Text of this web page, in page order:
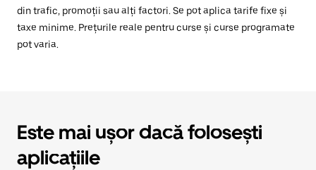
din trafic, promoții sau alți factori. Se pot aplica tarife fixe și
taxe minime. Prețurile reale pentru curse și curse programate
pot varia.
Este mai ușor dacă folosești
aplicațiile